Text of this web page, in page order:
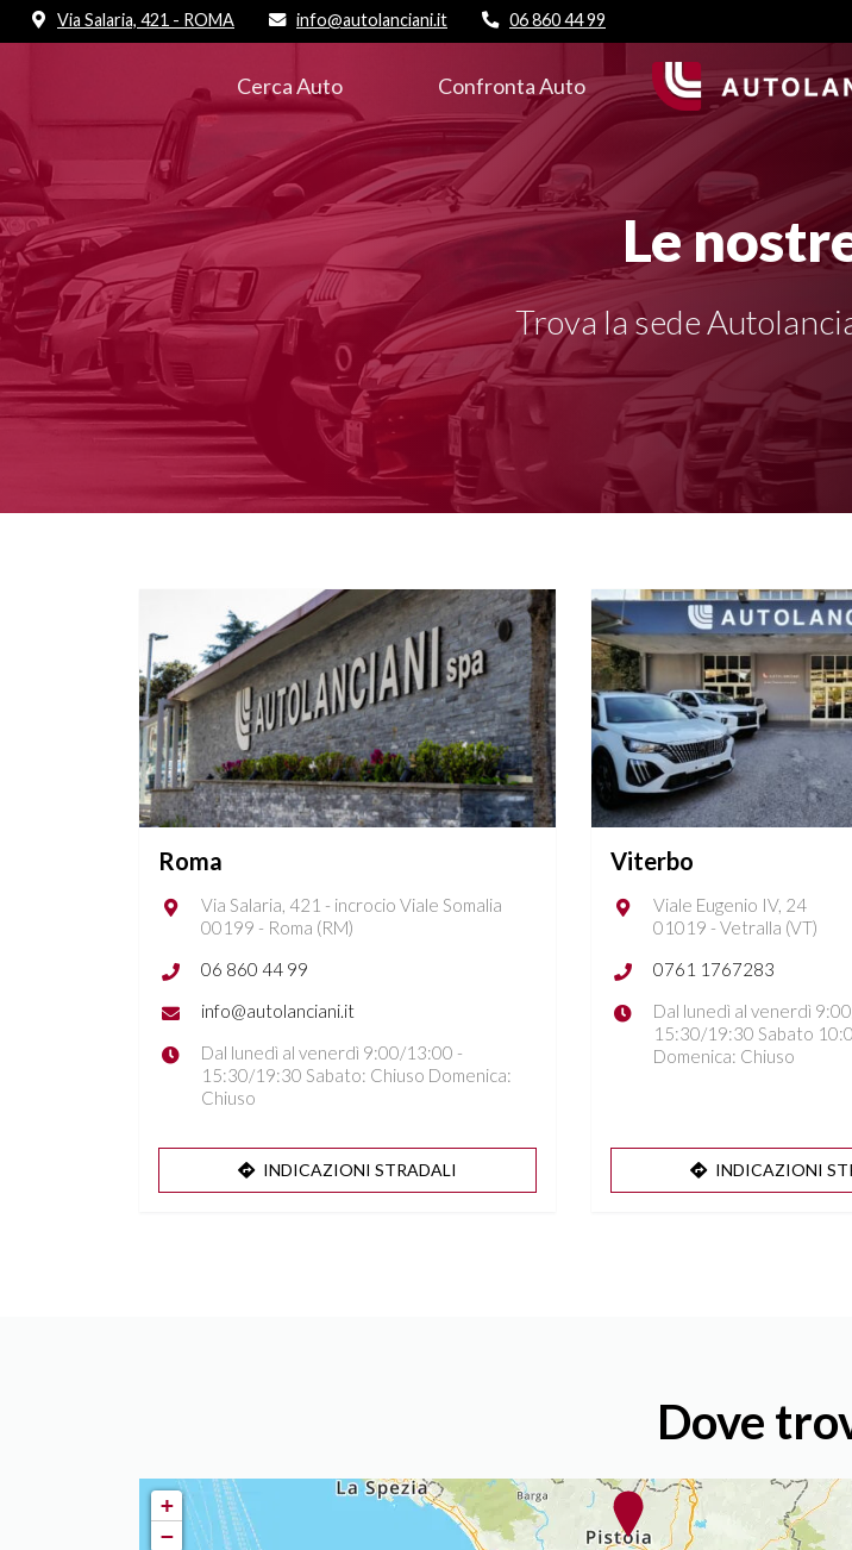
Via Salaria, 421 - ROMA info@autolanciani.it 06 860 44 99
Cerca Auto Confronta Auto
Le
Trova la sede
Roma
Via Salaria, 421 - incrocio Viale Somalia
00199 - Roma (RM)
06 860 44 99
info@autolanciani.it
Dal lunedì al venerdì 9:00/13:00 -
15:30/19:30 Sabato: Chiuso Domenica:
Chiuso
INDICAZIONI STRADALI
Viterbo
Viale Eugenio IV, 24
01019 - Vetralla (VT)
0761 1767283
Dal lunedì al venerdì
15:30/19:30 Sabato
Domenica: Chiuso
INDICAZIONI
Dove
+
−